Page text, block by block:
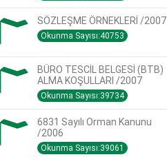
SÖZLEŞME ÖRNEKLERİ /2007
Okunma Sayısı:40753
BÜRO TESCİL BELGESİ (BTB)
ALMA KOŞULLARI /2007
Okunma Sayısı:39734
6831 Sayılı Orman Kanunu
/2006
Okunma Sayısı:39061